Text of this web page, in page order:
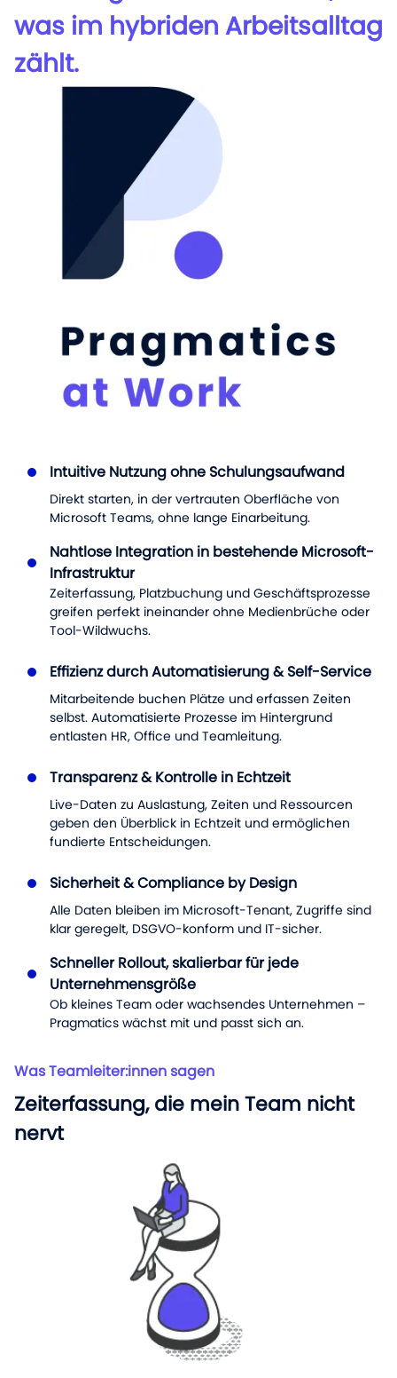
was im hybriden Arbeitsalltag
zählt.
Intuitive Nutzung ohne Schulungsaufwand
Direkt starten, in der vertrauten Oberfläche von
Microsoft Teams, ohne lange Einarbeitung.
Nahtlose Integration in bestehende Microsoft-
Infrastruktur
Zeiterfassung, Platzbuchung und Geschäftsprozesse
greifen perfekt ineinander ohne Medienbrüche oder
Tool-Wildwuchs.
Effizienz durch Automatisierung & Self-Service
Mitarbeitende buchen Plätze und erfassen Zeiten
selbst. Automatisierte Prozesse im Hintergrund
entlasten HR, Office und Teamleitung.
Transparenz & Kontrolle in Echtzeit
Live-Daten zu Auslastung, Zeiten und Ressourcen
geben den Überblick in Echtzeit und ermöglichen
fundierte Entscheidungen.
Sicherheit & Compliance by Design
Alle Daten bleiben im Microsoft-Tenant, Zugriffe sind
klar geregelt, DSGVO-konform und IT-sicher.
Schneller Rollout, skalierbar für jede
Unternehmensgröße
Ob kleines Team oder wachsendes Unternehmen –
Pragmatics wächst mit und passt sich an.
Was Teamleiter:innen sagen
Zeiterfassung, die mein Team nicht
nervt